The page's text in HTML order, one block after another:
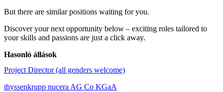
But there are similar positions waiting for you.
Discover your next opportunity below – exciting roles tailored to
your skills and passions are just a click away.
Hasonló állások
Project Director (all genders welcome)
thyssenkrupp nucera AG Co KGaA